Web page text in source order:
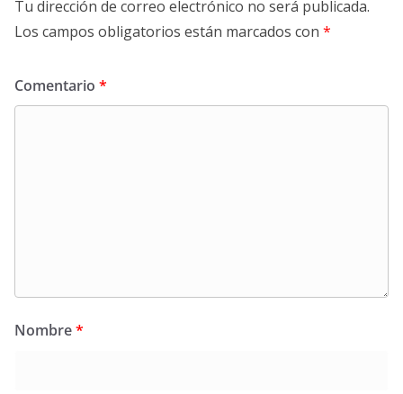
Tu dirección de correo electrónico no será publicada.
Los campos obligatorios están marcados con *
Comentario *
Nombre*